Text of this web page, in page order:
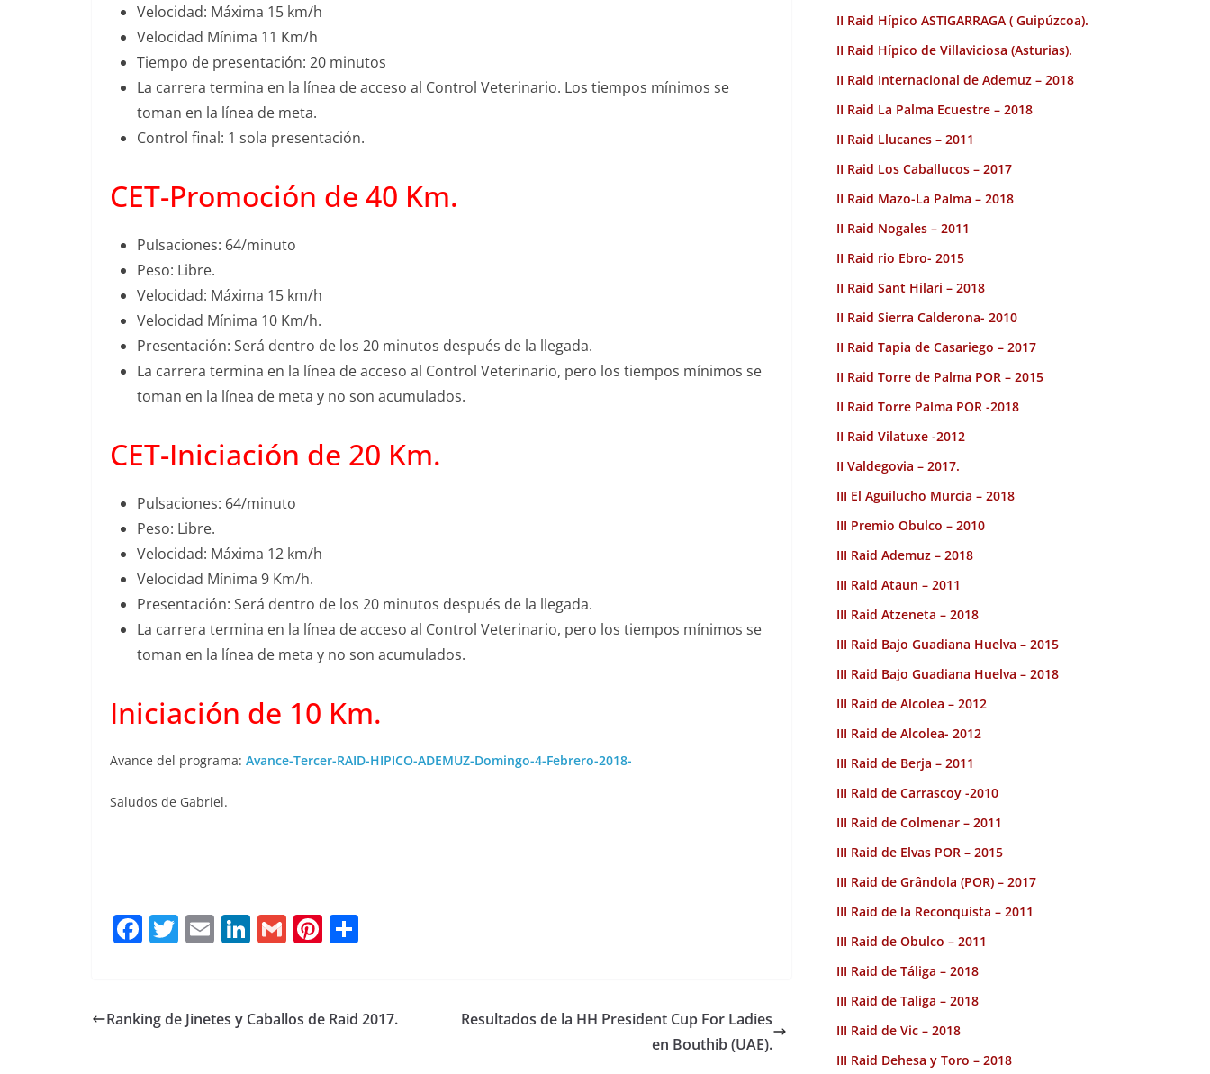
Velocidad: Máxima 15 km/h
Velocidad Mínima 11 Km/h
Tiempo de presentación: 20 minutos
La carrera termina en la línea de acceso al Control Veterinario. Los tiempos mínimos se
toman en la línea de meta.
Control final: 1 sola presentación.
CET-Promoción de 40 Km.
Pulsaciones: 64/minuto
Peso: Libre.
Velocidad: Máxima 15 km/h
Velocidad Mínima 10 Km/h.
Presentación: Será dentro de los 20 minutos después de la llegada.
La carrera termina en la línea de acceso al Control Veterinario, pero los tiempos mínimos se
toman en la línea de meta y no son acumulados.
CET-Iniciación de 20 Km.
Pulsaciones: 64/minuto
Peso: Libre.
Velocidad: Máxima 12 km/h
Velocidad Mínima 9 Km/h.
Presentación: Será dentro de los 20 minutos después de la llegada.
La carrera termina en la línea de acceso al Control Veterinario, pero los tiempos mínimos se
toman en la línea de meta y no son acumulados.
Iniciación de 10 Km.
Avance del programa: Avance-Tercer-RAID-HIPICO-ADEMUZ-Domingo-4-Febrero-2018-
Saludos de Gabriel.
F
e
T
te
E
l
Li
e
G
l
Pi
re p
Ranking de Jinetes y Caballos de Raid 2017.
Resultados de la HH President Cup For Ladies
en Bouthib (UAE).
II Raid Hípico ASTIGARRAGA ( Guipúzcoa).
II Raid Hípico de Villaviciosa (Asturias).
II Raid Internacional de Ademuz – 2018
II Raid La Palma Ecuestre – 2018
II Raid Llucanes – 2011
II Raid Los Caballucos – 2017
II Raid Mazo-La Palma – 2018
II Raid Nogales – 2011
II Raid rio Ebro- 2015
II Raid Sant Hilari – 2018
II Raid Sierra Calderona- 2010
II Raid Tapia de Casariego – 2017
II Raid Torre de Palma POR – 2015
II Raid Torre Palma POR -2018
II Raid Vilatuxe -2012
II Valdegovia – 2017.
III El Aguilucho Murcia – 2018
III Premio Obulco – 2010
III Raid Ademuz – 2018
III Raid Ataun – 2011
III Raid Atzeneta – 2018
III Raid Bajo Guadiana Huelva – 2015
III Raid Bajo Guadiana Huelva – 2018
III Raid de Alcolea – 2012
III Raid de Alcolea- 2012
III Raid de Berja – 2011
III Raid de Carrascoy -2010
III Raid de Colmenar – 2011
III Raid de Elvas POR – 2015
III Raid de Grândola (POR) – 2017
III Raid de la Reconquista – 2011
III Raid de Obulco – 2011
III Raid de Táliga – 2018
III Raid de Taliga – 2018
III Raid de Vic – 2018
III Raid Dehesa y Toro – 2018